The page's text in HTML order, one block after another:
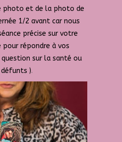
photo et de la photo de
1/2 avant car nous
précise sur votre
répondre à vos
sur la santé ou
).